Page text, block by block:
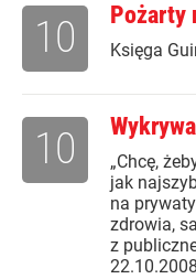
Pożarty
Księga
10
„Chcę,
jak
na
zdrowia,
z
10